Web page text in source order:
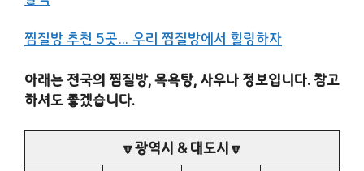
찜질방 추천 5곳… 우리 찜질방에서 힐링하자
아래는 전국의 찜질방, 목욕탕, 사우나 정보입니다. 참고
하셔도 좋겠습니다.
🔽광역시 & 대도시🔽